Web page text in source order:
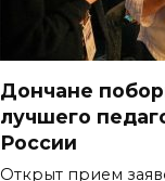
Дончане
лучшего
России
Открыт прием